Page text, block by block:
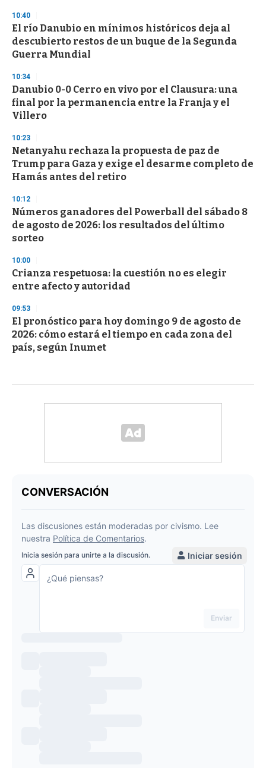
10:40
El río Danubio en mínimos históricos deja al
descubierto restos de un buque de la Segunda
Guerra Mundial
10:34
Danubio 0-0 Cerro en vivo por el Clausura: una
final por la permanencia entre la Franja y el
Villero
10:23
Netanyahu rechaza la propuesta de paz de
Trump para Gaza y exige el desarme completo de
Hamás antes del retiro
10:12
Números ganadores del Powerball del sábado 8
de agosto de 2026: los resultados del último
sorteo
10:00
Crianza respetuosa: la cuestión no es elegir
entre afecto y autoridad
09:53
El pronóstico para hoy domingo 9 de agosto de
2026: cómo estará el tiempo en cada zona del
país, según Inumet